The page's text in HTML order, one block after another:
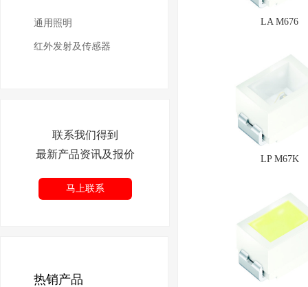
通用照明
红外发射及传感器
联系我们得到
最新产品资讯及报价
马上联系
热销产品
LA M676
LP M67K